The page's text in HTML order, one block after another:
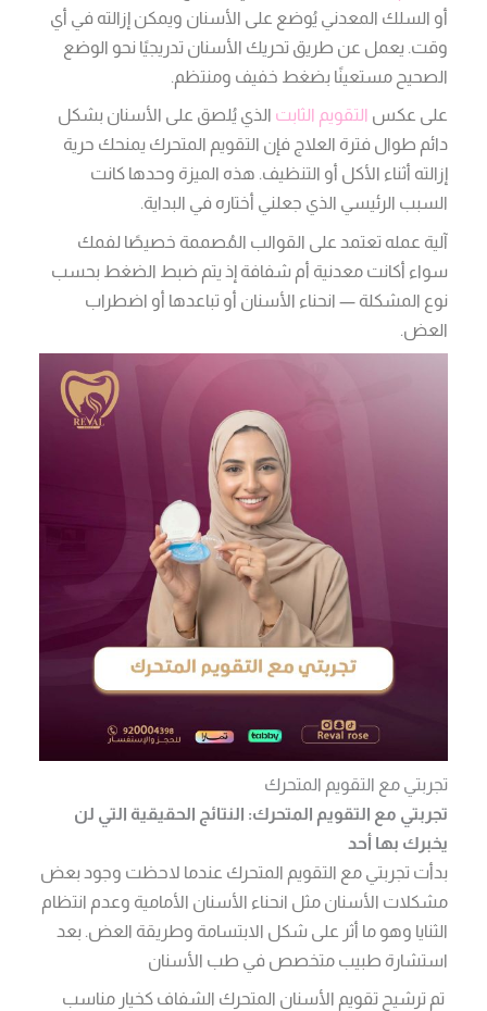
أو السلك المعدني يُوضع على الأسنان ويمكن إزالته في أي
وقت. يعمل عن طريق تحريك الأسنان تدريجيًا نحو الوضع
الصحيح مستعينًا بضغط خفيف ومنتظم.
على عكس التقويم الثابت الذي يُلصق على الأسنان بشكل
دائم طوال فترة العلاج فإن التقويم المتحرك يمنحك حرية
إزالته أثناء الأكل أو التنظيف. هذه الميزة وحدها كانت
السبب الرئيسي الذي جعلني أختاره في البداية.
آلية عمله تعتمد على القوالب المُصممة خصيصًا لفمك
سواء أكانت معدنية أم شفافة إذ يتم ضبط الضغط بحسب
نوع المشكلة — انحناء الأسنان أو تباعدها أو اضطراب
العض.
تجربتي مع التقويم المتحرك
تجربتي مع التقويم المتحرك: النتائج الحقيقية التي لن
يخبرك بها أحد
بدأت تجربتي مع التقويم المتحرك عندما لاحظت وجود بعض
مشكلات الأسنان مثل انحناء الأسنان الأمامية وعدم انتظام
الثنايا وهو ما أثر على شكل الابتسامة وطريقة العض. بعد
استشارة طبيب متخصص في طب الأسنان
تم ترشيح تقويم الأسنان المتحرك الشفاف كخيار مناسب